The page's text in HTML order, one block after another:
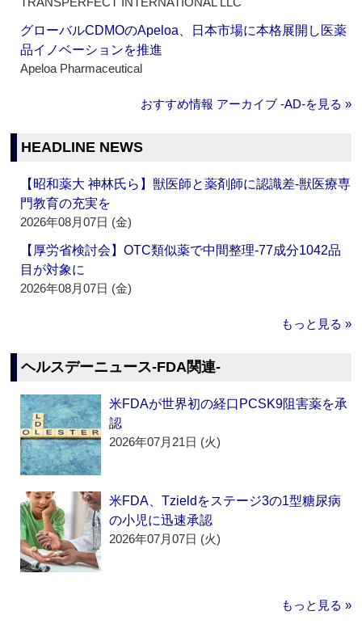
グローバルCDMOのApeloa、日本市場に本格展開し医薬
品イノベーションを推進
Apeloa Pharmaceutical
おすすめ情報 アーカイブ ‐AD‐を見る »
HEADLINE NEWS
【昭和薬大 神林氏ら】獣医師と薬剤師に認識差‐獣医療専
門教育の充実を
2026年08月07日 (金)
【厚労省検討会】OTC類似薬で中間整理‐77成分1042品
目が対象に
2026年08月07日 (金)
もっと見る »
ヘルスデーニュース‐FDA関連‐
米FDAが世界初の経口PCSK9阻害薬を承
認
2026年07月21日 (火)
米FDA、Tzieldをステージ3の1型糖尿病
の小児に迅速承認
2026年07月07日 (火)
もっと見る »